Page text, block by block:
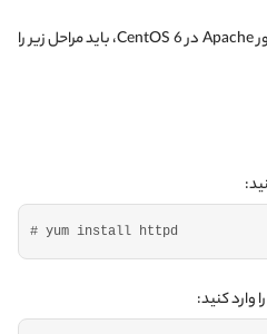
برای نصب و پیکربندی و آزمایش سرور Apache در CentOS 6، باید مراحل زیر را
# yum install httpd